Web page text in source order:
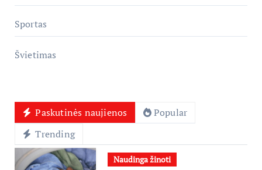
Sportas
Švietimas
Paskutinės naujienos
Popular
Trending
Naudinga žinoti